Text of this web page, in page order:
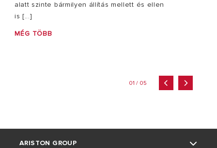
alatt szinte bármilyen állítás mellett és ellen
is [...]
MÉG TÖBB
01 / 05
ARISTON GROUP